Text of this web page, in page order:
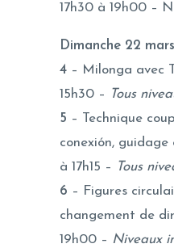
17h30 à 19h00 –
Dimanche 22 mars
4 – Milonga avec
15h30 –
Tous
5 – Technique
conexión, guidage
à 17h15 –
Tous
6 – Figures
changement de
19h00 – Niveaux